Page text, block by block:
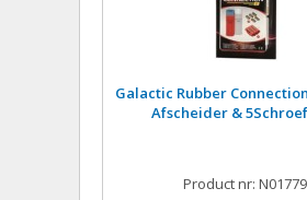
Galactic Rubber
Afscheider &
Product nr: N01779